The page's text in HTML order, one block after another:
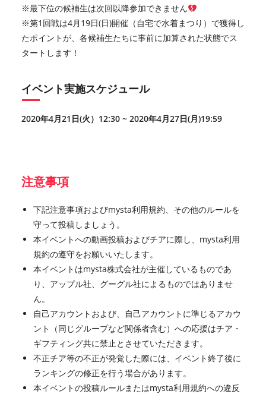
※最下位の候補生は次回以降参加できません
※第1回戦は4月19日(日)開催（自宅で水着まつり）で獲得し
たポイントが、各候補生たちに事前に加算された状態でス
タートします！
イベント実施スケジュール
2020年4月21日(火）12:30 ~ 2020年4月27日(月)19:59
注意事項
下記注意事項およびmysta利用規約、その他のルールを
守って投稿しましょう。
本イベントへの動画投稿およびチアに際し、mysta利用
規約の遵守をお願いいたします。
本イベントはmysta株式会社が主催しているものであ
り、アップル社、グーグル社によるものではありませ
ん。
自己アカウントおよび、自己アカウントに準じるアカウ
ント（同じグループなど関係者含む）への応援はチア・
ギフティング共に禁止とさせていただきます。
不正チア等の不正が発覚した際には、イベント終了後に
ランキングの修正を行う場合があります。
本イベントの投稿ルールまたはmysta利用規約への違反